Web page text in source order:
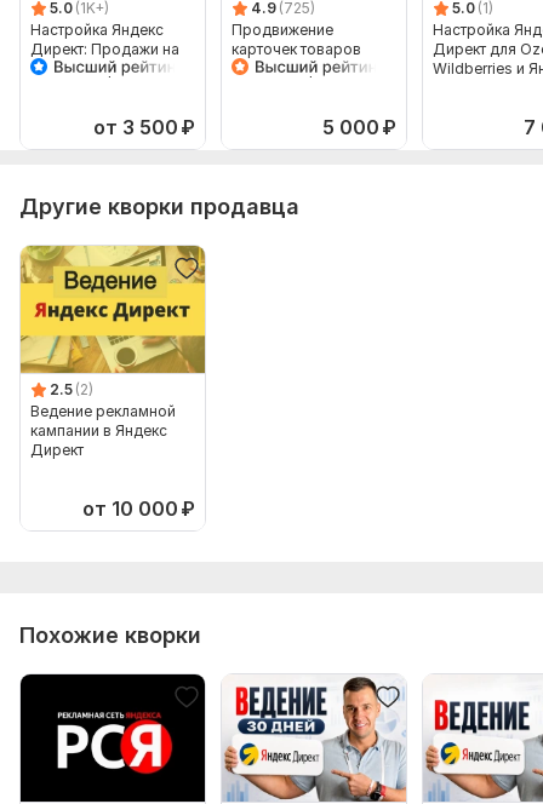
5.0 (1K+)
Настройка Яндекс
Директ: Продажи на
Яндекс Маркет
от 3 500 ₽
4.9 (725)
Продвижение
карточек товаров
Яндекс Маркет в
5 000 ₽
5.0 (1)
Настройка
Директ для
Wildberries и
7
Другие кворки продавца
2.5 (2)
Ведение рекламной
кампании в Яндекс
Директ
от 10 000 ₽
Похожие кворки